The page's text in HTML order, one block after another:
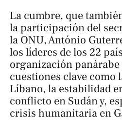
La cumbre, que
la participación del
la ONU, António
los líderes de los 22
organización
cuestiones clave como
Líbano, la estabilidad
conflicto en Sudán y,
crisis humanitaria en